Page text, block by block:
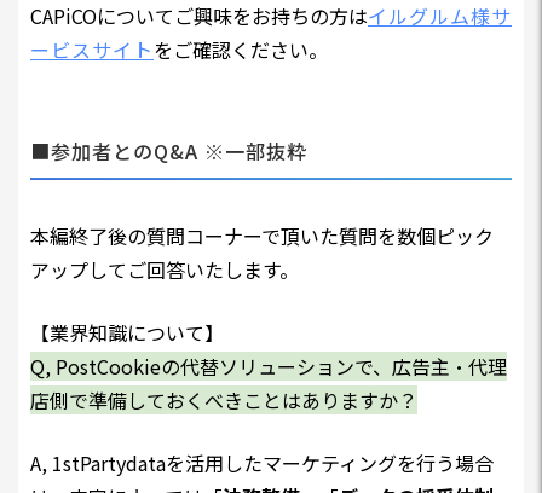
CAPiCOについてご興味をお持ちの方はイルグルム様サ
ービスサイトをご確認ください。
■参加者とのQ&A ※一部抜粋
本編終了後の質問コーナーで頂いた質問を数個ピック
アップしてご回答いたします。
【業界知識について】
Q, PostCookieの代替ソリューションで、広告主・代理
店側で準備しておくべきことはありますか？
A, 1stPartydataを活用したマーケティングを行う場合